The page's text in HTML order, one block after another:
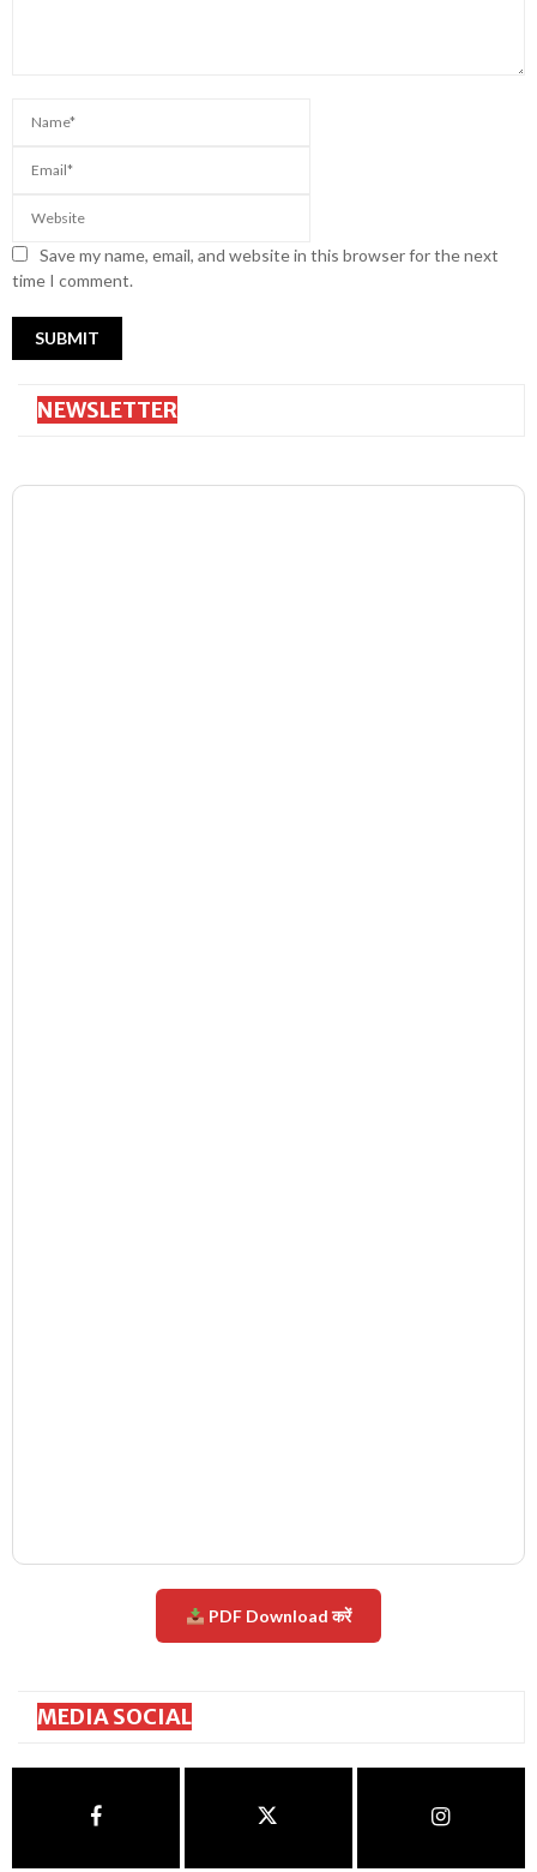
Save my name, email, and website in this browser for the next
time I comment.
NEWSLETTER
PDF Download करें
MEDIA SOCIAL